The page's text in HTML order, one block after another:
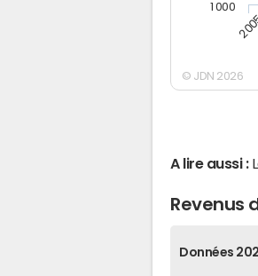
1 000
© JDN 2026
A lire aussi :
Revenus
Données